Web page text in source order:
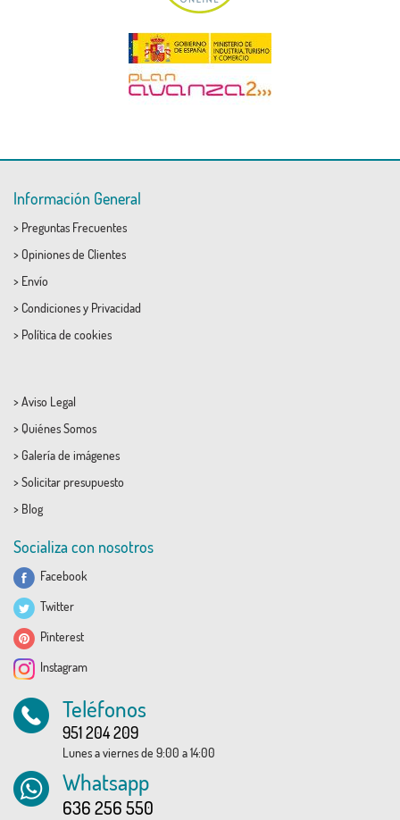
Información General
> Preguntas Frecuentes
> Opiniones de Clientes
> Envío
> Condicionesy Privacidad
> Política de cookies
> Aviso Legal
> Quiénes Somos
> Galería de imágenes
> Solicitar presupuesto
> Blog
Socializa con nosotros
Facebook
Twitter
Pinterest
Instagram
Teléfonos
951 204 209
Lunes a viernes de 9:00 a 14:00
Whatsapp
636 256 550